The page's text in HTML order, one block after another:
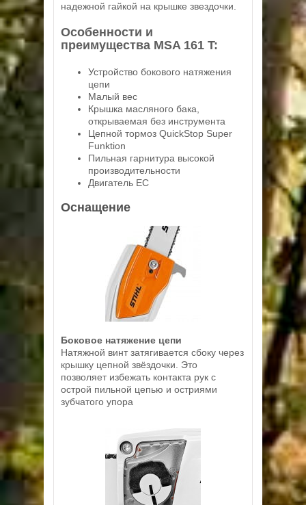
надежной гайкой на крышке звездочки.
Особенности и
преимущества MSA 161 T:
Устройство бокового натяжения
цепи
Малый вес
Крышка масляного бака,
открываемая без инструмента
Цепной тормоз QuickStop Super
Funktion
Пильная гарнитура высокой
производительности
Двигатель EC
Оснащение
Боковое натяжение цепи
Натяжной винт затягивается сбоку через
крышку цепной звёздочки. Это
позволяет избежать контакта рук с
острой пильной цепью и остриями
зубчатого упора